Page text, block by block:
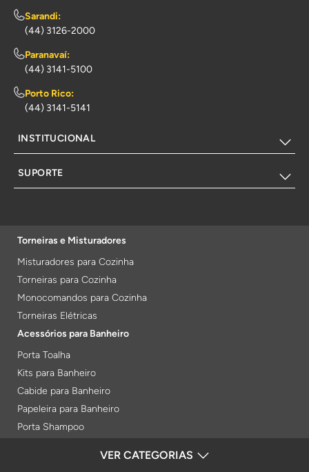
Sarandi:
(44) 3126-2000
Paranavaí:
(44) 3141-5100
Porto Rico:
(44) 3141-5141
INSTITUCIONAL
SUPORTE
Torneiras e Misturadores
Misturadores para Cozinha
Torneiras para Cozinha
Monocomandos para Cozinha
Torneiras Elétricas
Acessórios para Banheiro
Porta Toalha
Kits para Banheiro
Cabide para Banheiro
Papeleira para Banheiro
Porta Shampoo
VER CATEGORIAS
FORMAS DE PAGAMENTO